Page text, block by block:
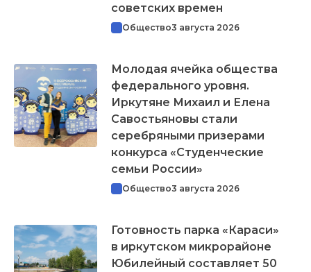
советских времен
Общество3 августа 2026
Молодая ячейка общества
федерального уровня.
Иркутяне Михаил и Елена
Савостьяновы стали
серебряными призерами
конкурса «Студенческие
семьи России»
Общество3 августа 2026
Готовность парка «Караси»
в иркутском микрорайоне
Юбилейный составляет 50